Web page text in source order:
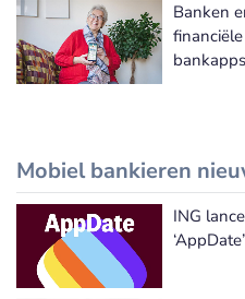
Banken
bankapps
Mobiel bankieren
ING
‘AppDate’